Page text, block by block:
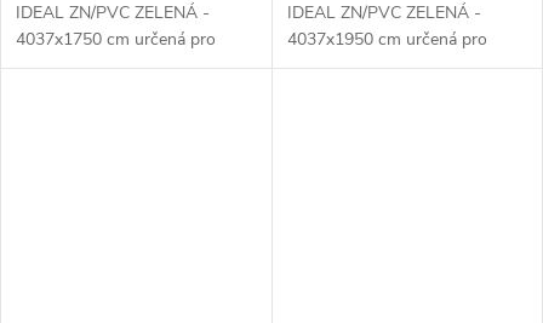
IDEAL ZN/PVC ZELENÁ -
4037x1750 cm určená pro
drátěné ploty. Výplň z
IDEAL ZN/PVC ZELENÁ -
4037x1950 cm určená pro
drátěné ploty. Výplň z